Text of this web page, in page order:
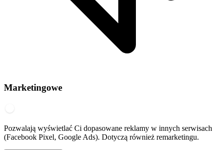
Marketingowe
Pozwalają wyświetlać Ci dopasowane reklamy w innych serwisach
(Facebook Pixel, Google Ads). Dotyczą również remarketingu.